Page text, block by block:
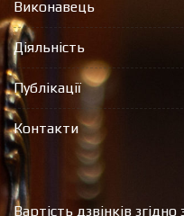
Виконавець
Діяльність
Публікації
Контакти
Вартість дзвінків